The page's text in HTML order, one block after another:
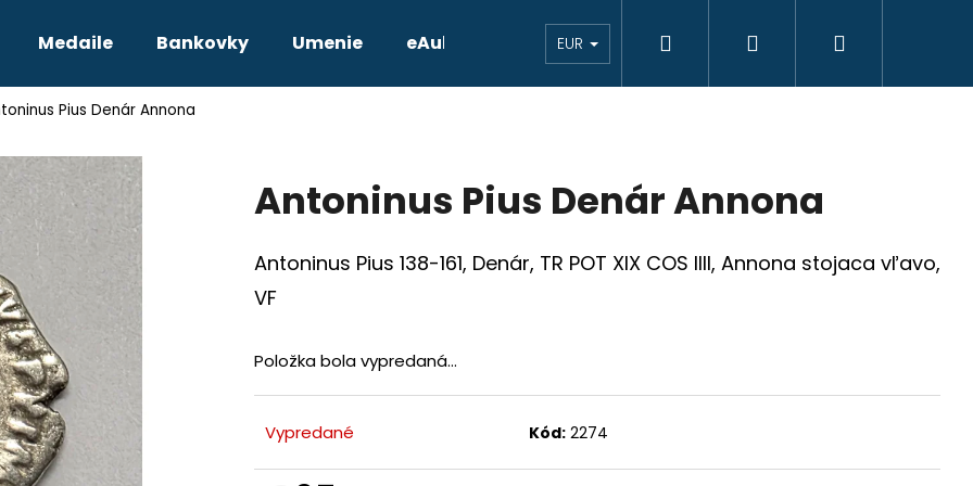
Medaile Bankovky Umenie eAukcie eAukcie bankovky VÝKUP Novinky
EUR Hľadať Prihlásenie
Pius Denár Annona
Antoninus Pius Denár Annona
Antoninus Pius 138-161, Denár, TR POT XIX COS IIII, Annona stojaca vľavo,
VF
Položka bola vypredaná…
Vypredané Kód: 2274
Čo potrebujete nájsť?
HĽADAŤ
Odporúčame
PTOLEMAIOS VI. JOZEF II. 3 GRAJCIAR 1769 B EVM-D